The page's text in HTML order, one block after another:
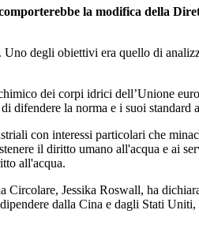
la modifica della
degli obiettivi era quello di
dei corpi idrici dell’Unione
difendere la norma e i suoi standard
con interessi particolari che
il diritto umano all'acqua e ai
all'acqua.
Jessika Roswall, ha
dalla Cina e dagli Stati